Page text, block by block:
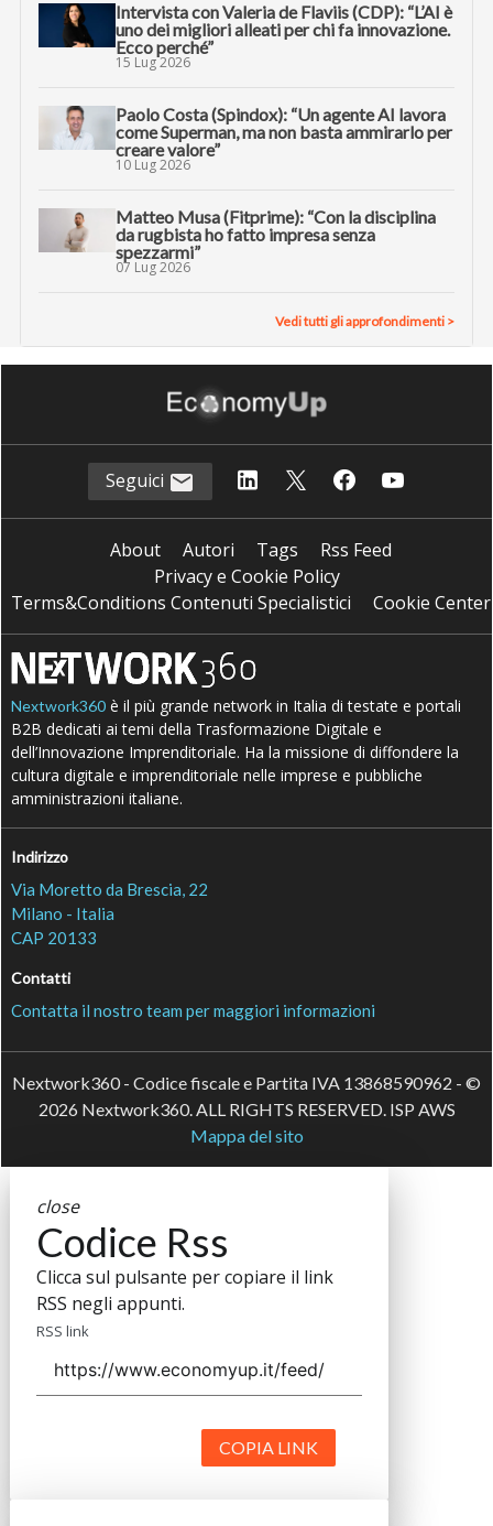
Intervista con Valeria de Flaviis (CDP): “L’AI è
uno dei migliori alleati per chi fa innovazione.
Ecco perché”
15 Lug 2026
Paolo Costa (Spindox): “Un agente AI lavora
come Superman, ma non basta ammirarlo per
creare valore”
10 Lug 2026
Matteo Musa (Fitprime): “Con la disciplina
da rugbista ho fatto impresa senza
spezzarmi”
07 Lug 2026
Vedi tutti gli approfondimenti >
Seguici
About Autori Tags
Rss Feed
Privacy e Cookie Policy
Terms&Conditions Contenuti Specialistici
Cookie Center
Nextwork360 è il più grande network in Italia di testate e portali
B2B dedicati ai temi della Trasformazione Digitale e
dell’Innovazione Imprenditoriale. Ha la missione di diffondere la
cultura digitale e imprenditoriale nelle imprese e pubbliche
amministrazioni italiane.
Indirizzo
Via Moretto da Brescia, 22
Milano - Italia
CAP 20133
Contatti
Contatta il nostro team per maggiori informazioni
Nextwork360 - Codice fiscale e Partita IVA 13868590962 - ©
2026 Nextwork360. ALL RIGHTS RESERVED. ISP AWS
Mappa del sito
close
Codice Rss
Clicca sul pulsante per copiare il link
RSS negli appunti.
RSS link
COPIA LINK